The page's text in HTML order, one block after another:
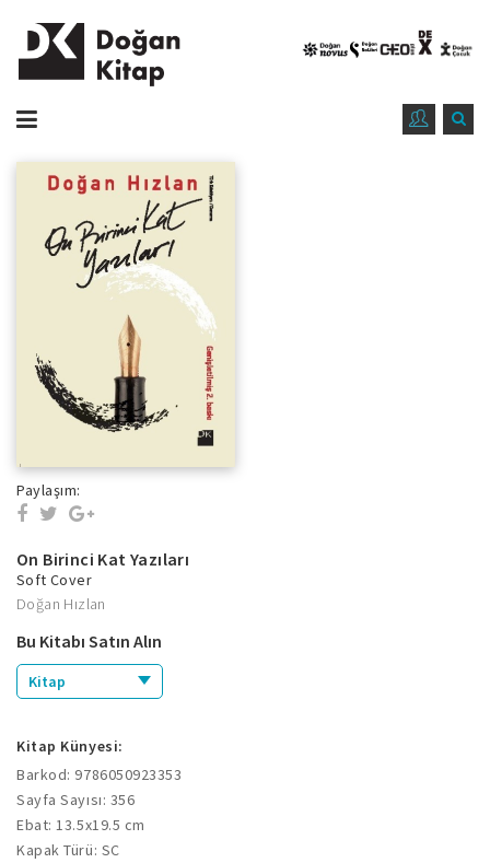
Paylaşım:
On Birinci Kat Yazıları
Soft Cover
Doğan Hızlan
Bu Kitabı Satın Alın
Kitap
Kitap Künyesi:
Barkod: 9786050923353
Sayfa Sayısı: 356
Ebat: 13.5x19.5 cm
Kapak Türü: SC